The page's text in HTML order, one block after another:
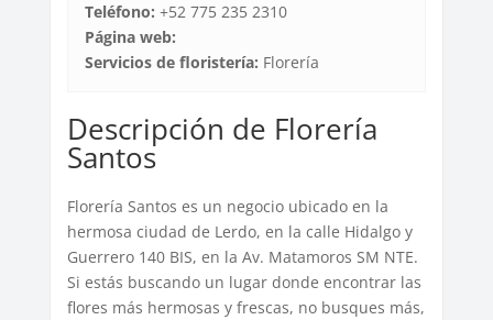
Teléfono: +52 775 235 2310
Página web:
Servicios de floristería: Florería
Descripción de Florería
Santos
Florería Santos es un negocio ubicado en la
hermosa ciudad de Lerdo, en la calle Hidalgo y
Guerrero 140 BIS, en la Av. Matamoros SM NTE.
Si estás buscando un lugar donde encontrar las
flores más hermosas y frescas, no busques más,